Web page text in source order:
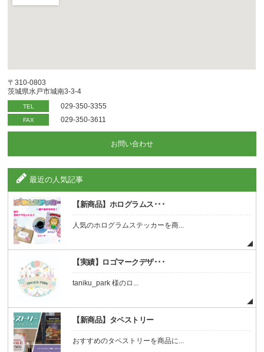
〒310-0803
茨城県水戸市城南3-3-4
TEL 029-350-3355
FAX 029-350-3611
お問い合わせ
最近の人気記事
【新商品】ホログラムス･･･
人気のホログラムステッカーを商...
【実績】ロゴマークデザ･･･
taniku_park 様のロ...
【新商品】タペストリー
おすすめのタペストリーを商品に...